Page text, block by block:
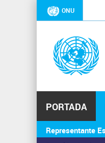
ONU
PORTADA
Representante
ASAMBLEA